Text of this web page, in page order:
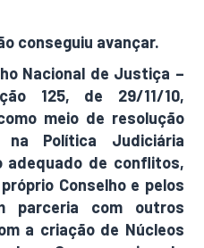
conseguiu avançar.
Nacional de Justiça –
125, de 29/11/10,
meio de resolução
Política Judiciária
adequado de conflitos,
Conselho e pelos
parceria com outros
a criação de Núcleos